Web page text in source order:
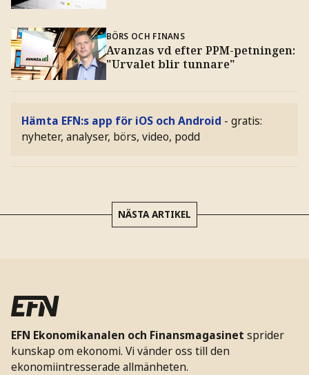
BÖRS OCH FINANS
Avanzas vd efter PPM-petningen:
"Urvalet blir tunnare"
Hämta EFN:s app för iOS och Android - gratis:
nyheter, analyser, börs, video, podd
NÄSTA ARTIKEL
EFN Ekonomikanalen och Finansmagasinet sprider
kunskap om ekonomi. Vi vänder oss till den
ekonomiintresserade allmänheten.